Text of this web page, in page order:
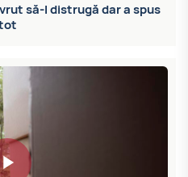
să-l distrugă dar a spus